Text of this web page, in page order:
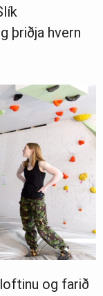
þriðja hvern
og farið